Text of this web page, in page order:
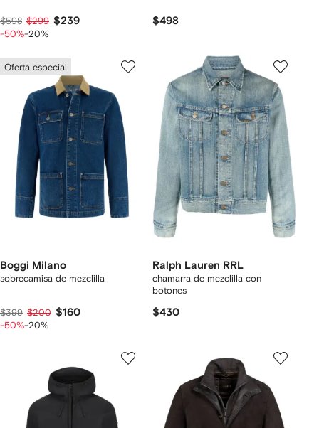
$598 $299 $239
-50%-20%
$498
Oferta especial
Boggi Milano
sobrecamisa de mezclilla
$399 $200 $160
-50%-20%
Ralph Lauren RRL
chamarra de mezclilla con
botones
$430